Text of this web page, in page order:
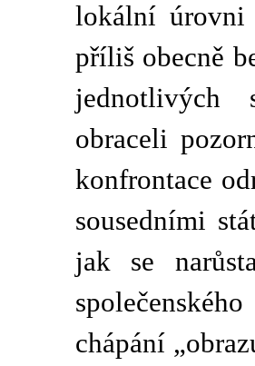
lokální úrovni
příliš obecně
jednotlivých
obraceli
konfrontace
sousedními
jak se
chápání